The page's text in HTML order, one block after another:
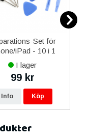
Set för
iPad - 10 i 1
I lager
99 kr
Info Köp